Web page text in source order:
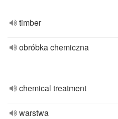
timber
obróbka chemiczna
chemical treatment
warstwa